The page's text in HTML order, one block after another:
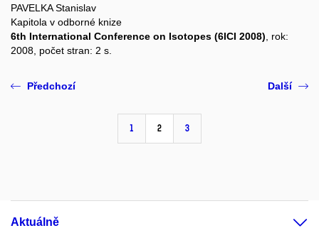
PAVELKA Stanislav
Kapitola v odborné knize
6th International Conference on Isotopes (6ICI 2008) , rok:
2008, počet stran: 2 s.
Předchozí
1 2 3
Další
Aktuálně